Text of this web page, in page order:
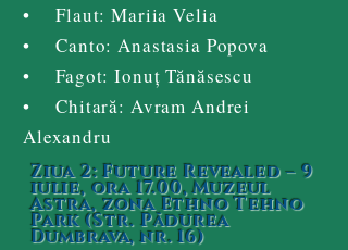
• Flaut: Mariia Velia
• Canto: Anastasia Popova
• Fagot: Ionuț Tănăsescu
• Chitară: Avram Andrei
Alexandru
Ziua 2: Future Revealed – 9
iulie, ora 17.00, Muzeul
Astra, zona Ethno Tehno
Park (Str. Pădurea
Dumbrava, nr. 16)